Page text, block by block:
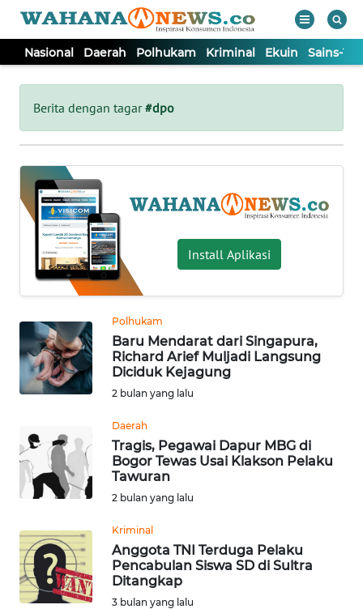
Nasional Daerah Polhukam Kriminal Ekuin Sains-
Berita dengan tagar#dpo
Install Aplikasi
Polhukam
Baru Mendarat dari Singapura,
Richard Arief Muljadi Langsung
Diciduk Kejagung
2 bulan yang lalu
Daerah
Tragis, Pegawai Dapur MBG di
Bogor Tewas Usai Klakson Pelaku
Tawuran
2 bulan yang lalu
Kriminal
Anggota TNI Terduga Pelaku
Pencabulan Siswa SD di Sultra
Ditangkap
3 bulan yang lalu
Tutup
NASIONAL
DAERAH
POLHUKAM
KRIMINAL
EKUIN
SAINS-TEKNO
INTERNASIONAL
PENDIDIKAN
OLAHRAGA